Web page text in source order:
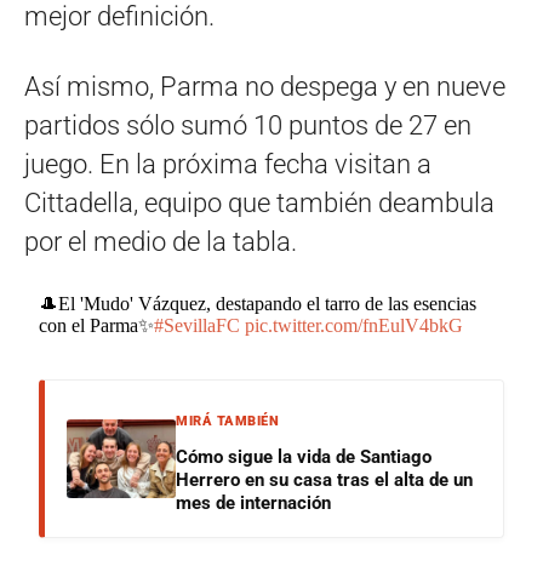
mejor definición.
Así mismo, Parma no despega y en nueve
partidos sólo sumó 10 puntos de 27 en
juego. En la próxima fecha visitan a
Cittadella, equipo que también deambula
por el medio de la tabla.
🎩El 'Mudo' Vázquez, destapando el tarro de las esencias
con el Parma✨#SevillaFC pic.twitter.com/fnEulV4bkG
MIRÁ TAMBIÉN
Cómo sigue la vida de Santiago
Herrero en su casa tras el alta de un
mes de internación